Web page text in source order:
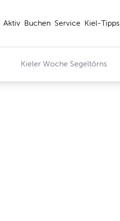
Aktiv Buchen Service Kiel-Tipps
Kieler Woche Segeltörns